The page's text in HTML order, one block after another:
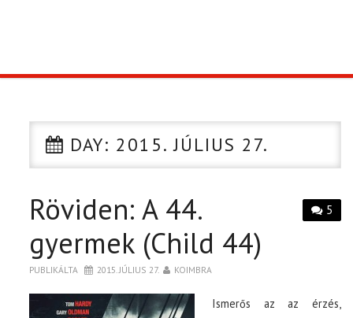
CIKK
PÓLÓ RENDELÉS
DAY: 2015. JÚLIUS 27.
5
Röviden: A 44.
gyermek (Child 44)
PUBLIKÁLTA 2015. JÚLIUS 27. KOIMBRA
Ismerős az az érzés,